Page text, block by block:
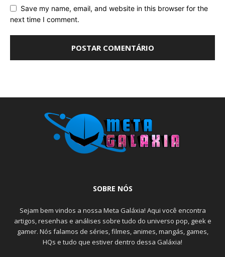
Save my name, email, and website in this browser for the
next time I comment.
SOBRE NÓS
Sejam bem vindos a nossa Meta Galáxia! Aqui você encontra
artigos, resenhas e análises sobre tudo do universo pop, geek e
gamer. Nós falamos de séries, filmes, animes, mangás, games,
HQs e tudo que estiver dentro dessa Galáxia!